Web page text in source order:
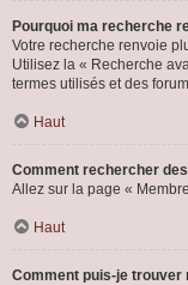
Pourquoi ma recherche
Votre recherche renvoie
Utilisez la « Recherche
termes utilisés et des
Haut
Comment rechercher
Allez sur la page «
Haut
Comment puis-je